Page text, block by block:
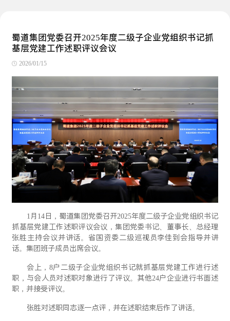
蜀道集团党委召开2025年度二级子企业党组织书记抓
基层党建工作述职评议会议
2026/01/15
1月14日，蜀道集团党委召开2025年度二级子企业党组织书记
抓基层党建工作述职评议会议，集团党委书记、董事长、总经理
张胜主持会议并讲话。省国资委二级巡视员李佳到会指导并讲
话。集团班子成员出席会议。
会上，8户二级子企业党组织书记就抓基层党建工作进行述
职，与会人员对述职对象进行了评议。其他24户企业进行书面述
职，并接受评议。
张胜对述职同志逐一点评，并在述职结束后作了讲话。